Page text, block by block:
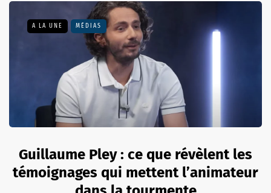
A LA UNE MÉDIAS
Guillaume Pley : ce que révèlent les
témoignages qui mettent l’animateur